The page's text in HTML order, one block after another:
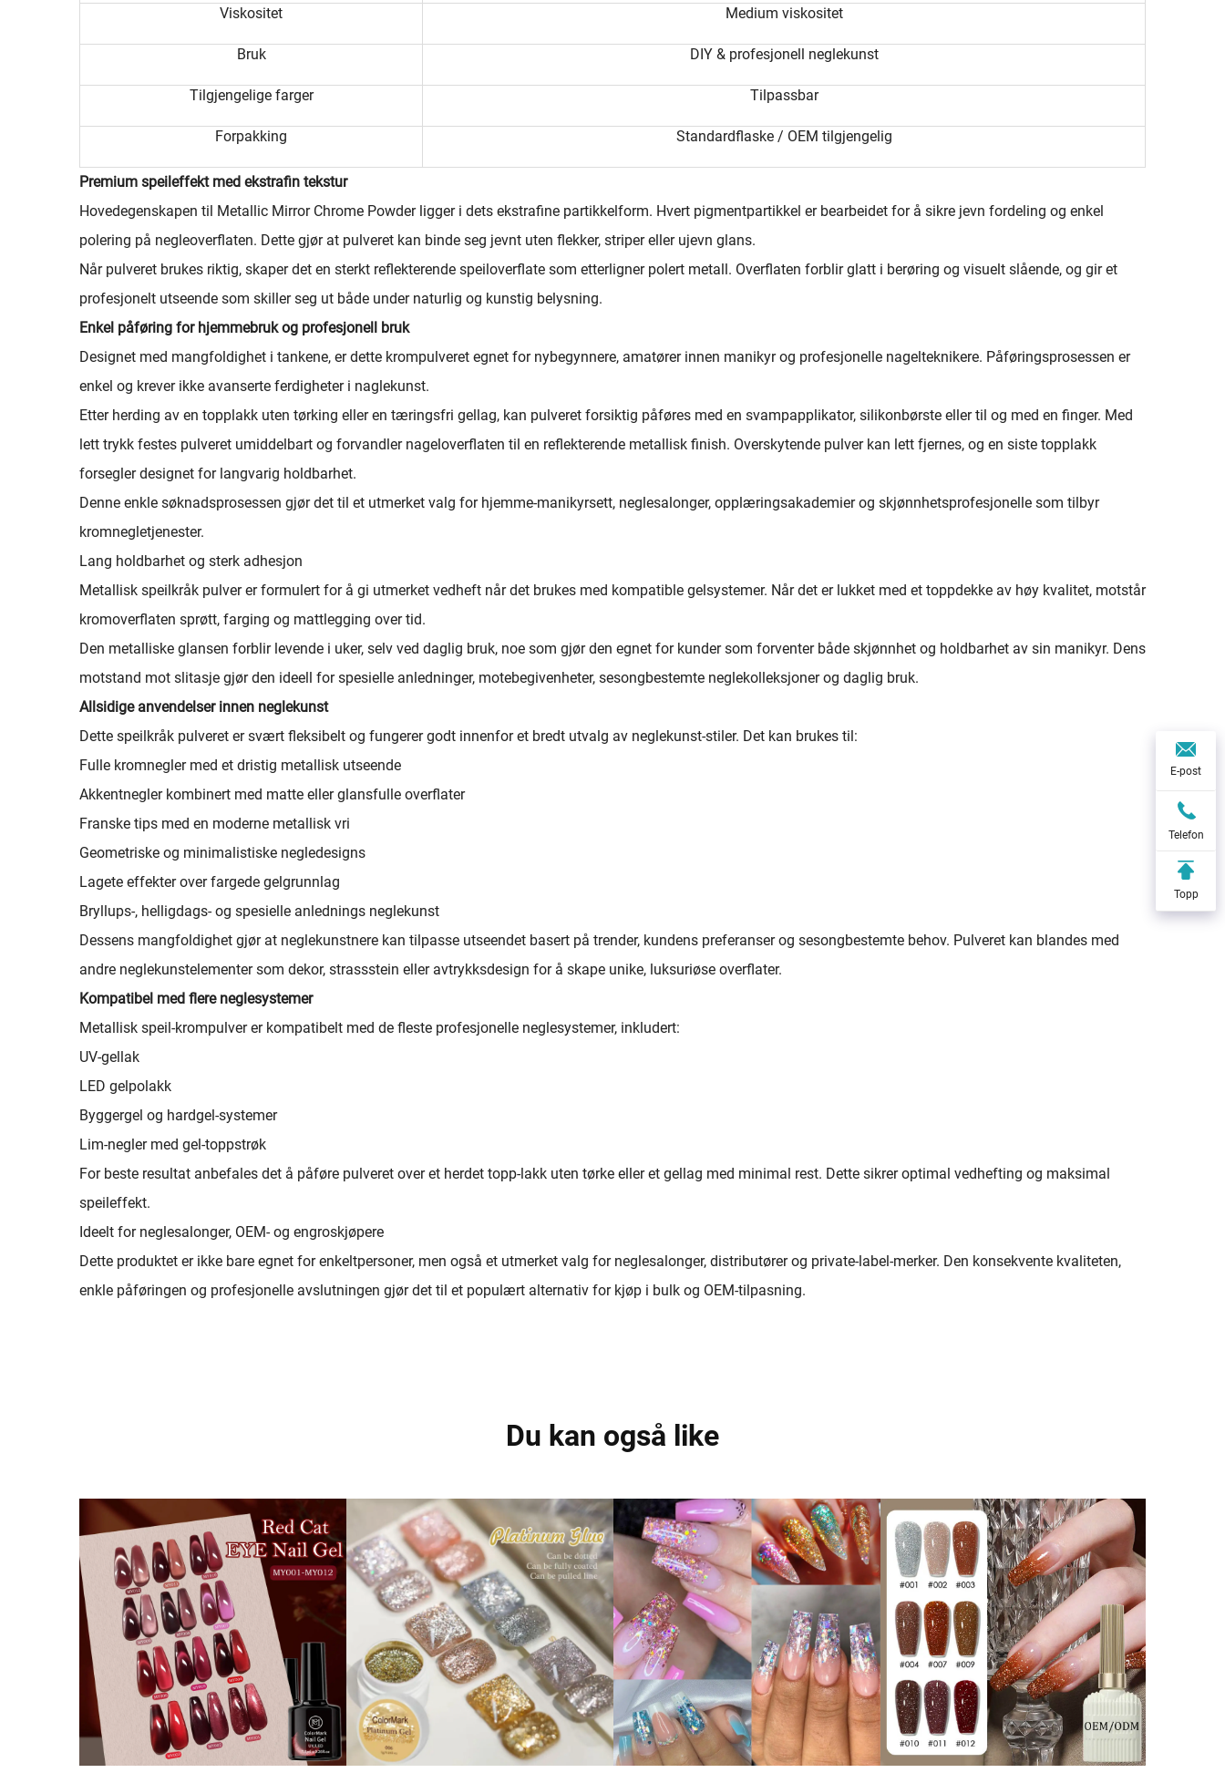
Viskositet Medium viskositet
Bruk DIY & profesjonell neglekunst
Tilgjengelige farger Tilpassbar
Forpakking Standardflaske / OEM tilgjengelig
Premium speileffekt med ekstrafin tekstur
Hovedegenskapen til Metallic Mirror Chrome Powder ligger i dets ekstrafine partikkelform. Hvert pigmentpartikkel er bearbeidet for å sikre jevn fordeling og enkel
polering på negleoverflaten. Dette gjør at pulveret kan binde seg jevnt uten flekker, striper eller ujevn glans.
Når pulveret brukes riktig, skaper det en sterkt reflekterende speiloverflate som etterligner polert metall. Overflaten forblir glatt i berøring og visuelt slående, og gir et
profesjonelt utseende som skiller seg ut både under naturlig og kunstig belysning.
Enkel påføring for hjemmebruk og profesjonell bruk
Designet med mangfoldighet i tankene, er dette krompulveret egnet for nybegynnere, amatører innen manikyr og profesjonelle nagelteknikere. Påføringsprosessen er
enkel og krever ikke avanserte ferdigheter i naglekunst.
Etter herding av en topplakk uten tørking eller en tæringsfri gellag, kan pulveret forsiktig påføres med en svampapplikator, silikonbørste eller til og med en finger. Med
lett trykk festes pulveret umiddelbart og forvandler nageloverflaten til en reflekterende metallisk finish. Overskytende pulver kan lett fjernes, og en siste topplakk
forsegler designet for langvarig holdbarhet.
Denne enkle søknadsprosessen gjør det til et utmerket valg for hjemme-manikyrsett, neglesalonger, opplæringsakademier og skjønnhetsprofesjonelle som tilbyr
kromnegletjenester.
Lang holdbarhet og sterk adhesjon
Metallisk speilkråk pulver er formulert for å gi utmerket vedheft når det brukes med kompatible gelsystemer. Når det er lukket med et toppdekke av høy kvalitet, motstår
kromoverflaten sprøtt, farging og mattlegging over tid.
Den metalliske glansen forblir levende i uker, selv ved daglig bruk, noe som gjør den egnet for kunder som forventer både skjønnhet og holdbarhet av sin manikyr. Dens
motstand mot slitasje gjør den ideell for spesielle anledninger, motebegivenheter, sesongbestemte neglekolleksjoner og daglig bruk.
Allsidige anvendelser innen neglekunst
Dette speilkråk pulveret er svært fleksibelt og fungerer godt innenfor et bredt utvalg av neglekunst-stiler. Det kan brukes til:
Fulle kromnegler med et dristig metallisk utseende
Akkentnegler kombinert med matte eller glansfulle overflater
Franske tips med en moderne metallisk vri
Geometriske og minimalistiske negledesigns
Lagete effekter over fargede gelgrunnlag
Bryllups-, helligdags- og spesielle anlednings neglekunst
Dessens mangfoldighet gjør at neglekunstnere kan tilpasse utseendet basert på trender, kundens preferanser og sesongbestemte behov. Pulveret kan blandes med
andre neglekunstelementer som dekor, strassstein eller avtrykksdesign for å skape unike, luksuriøse overflater.
Kompatibel med flere neglesystemer
Metallisk speil-krompulver er kompatibelt med de fleste profesjonelle neglesystemer, inkludert:
UV-gellak
LED gelpolakk
Byggergel og hardgel-systemer
Lim-negler med gel-toppstrøk
For beste resultat anbefales det å påføre pulveret over et herdet topp-lakk uten tørke eller et gellag med minimal rest. Dette sikrer optimal vedhefting og maksimal
speileffekt.
Ideelt for neglesalonger, OEM- og engroskjøpere
Dette produktet er ikke bare egnet for enkeltpersoner, men også et utmerket valg for neglesalonger, distributører og private-label-merker. Den konsekvente kvaliteten,
enkle påføringen og profesjonelle avslutningen gjør det til et populært alternativ for kjøp i bulk og OEM-tilpasning.
Du kan også like
E-post
Telefon
Topp